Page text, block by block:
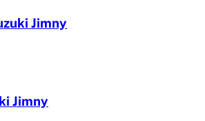
Jimny
Jimny